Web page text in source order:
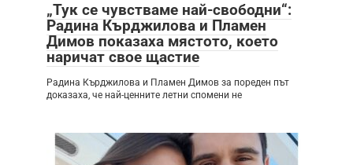
„Тук се чувстваме най-свободни“:
Радина Кърджилова и Пламен
Димов показаха мястото, което
наричат свое щастие
Радина Кърджилова и Пламен Димов за пореден път
доказаха, че най-ценните летни спомени не